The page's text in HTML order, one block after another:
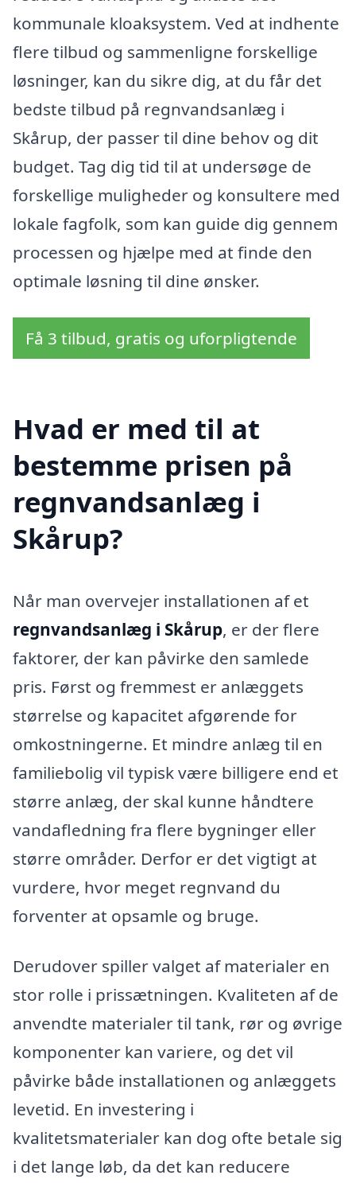
kommunale kloaksystem. Ved at indhente
flere tilbud og sammenligne forskellige
løsninger, kan du sikre dig, at du får det
bedste tilbud på regnvandsanlæg i
Skårup, der passer til dine behov og dit
budget. Tag dig tid til at undersøge de
forskellige muligheder og konsultere med
lokale fagfolk, som kan guide dig gennem
processen og hjælpe med at finde den
optimale løsning til dine ønsker.
Få 3 tilbud, gratis og uforpligtende
Hvad er med til at
bestemme prisen på
regnvandsanlæg i
Skårup?
Når man overvejer installationen af et
regnvandsanlæg i Skårup, er der flere
faktorer, der kan påvirke den samlede
pris. Først og fremmest er anlæggets
størrelse og kapacitet afgørende for
omkostningerne. Et mindre anlæg til en
familiebolig vil typisk være billigere end et
større anlæg, der skal kunne håndtere
vandafledning fra flere bygninger eller
større områder. Derfor er det vigtigt at
vurdere, hvor meget regnvand du
forventer at opsamle og bruge.
Derudover spiller valget af materialer en
stor rolle i prissætningen. Kvaliteten af de
anvendte materialer til tank, rør og øvrige
komponenter kan variere, og det vil
påvirke både installationen og anlæggets
levetid. En investering i
kvalitetsmaterialer kan dog ofte betale sig
i det lange løb, da det kan reducere